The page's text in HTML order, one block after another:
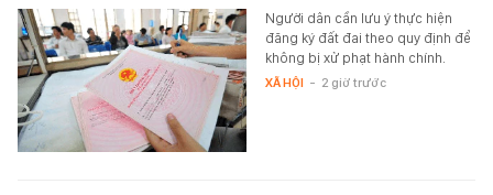
Người dân cần lưu ý thực hiện
đăng ký đất đai theo quy định để
không bị xử phạt hành chính.
XÃ HỘI - 2 giờ trước